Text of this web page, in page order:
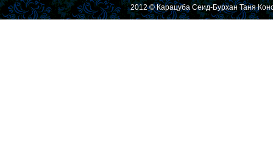
2012 © Карацуба Сеид-Бурхан Таня